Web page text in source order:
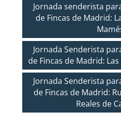
Jornada senderista
de Fincas de Madrid:
Jornada Senderista
de Fincas de Madrid:
Jornada Senderista
de Fincas de Madrid:
Reales de